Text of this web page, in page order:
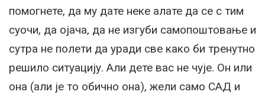
помогнете, да му дате неке алате да се с тим
суочи, да ојача, да не изгуби самопоштовање и
сутра не полети да уради све како би тренутно
решило ситуацију. Али дете вас не чује. Он или
она (али је то обично она), жели само САД и